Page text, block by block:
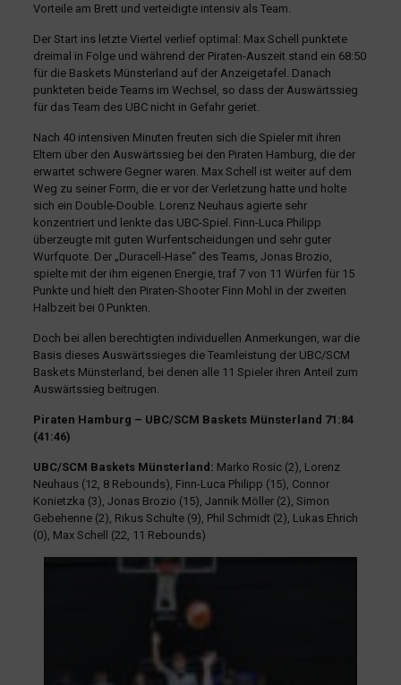
Vorteile am Brett und verteidigte intensiv als Team.
Der Start ins letzte Viertel verlief optimal: Max Schell punktete
dreimal in Folge und während der Piraten-Auszeit stand ein 68:50
für die Baskets Münsterland auf der Anzeigetafel. Danach
punkteten beide Teams im Wechsel, so dass der Auswärtssieg
für das Team des UBC nicht in Gefahr geriet.
Nach 40 intensiven Minuten freuten sich die Spieler mit ihren
Eltern über den Auswärtssieg bei den Piraten Hamburg, die der
erwartet schwere Gegner waren. Max Schell ist weiter auf dem
Weg zu seiner Form, die er vor der Verletzung hatte und holte
sich ein Double-Double. Lorenz Neuhaus agierte sehr
konzentriert und lenkte das UBC-Spiel. Finn-Luca Philipp
überzeugte mit guten Wurfentscheidungen und sehr guter
Wurfquote. Der „Duracell-Hase“ des Teams, Jonas Brozio,
spielte mit der ihm eigenen Energie, traf 7 von 11 Würfen für 15
Punkte und hielt den Piraten-Shooter Finn Mohl in der zweiten
Halbzeit bei 0 Punkten.
Doch bei allen berechtigten individuellen Anmerkungen, war die
Basis dieses Auswärtssieges die Teamleistung der UBC/SCM
Baskets Münsterland, bei denen alle 11 Spieler ihren Anteil zum
Auswärtssieg beitrugen.
Piraten Hamburg – UBC/SCM Baskets Münsterland 71:84
(41:46)
UBC/SCM Baskets Münsterland: Marko Rosic (2), Lorenz
Neuhaus (12, 8 Rebounds), Finn-Luca Philipp (15), Connor
Konietzka (3), Jonas Brozio (15), Jannik Möller (2), Simon
Gebehenne (2), Rikus Schulte (9), Phil Schmidt (2), Lukas Ehrich
(0), Max Schell (22, 11 Rebounds)